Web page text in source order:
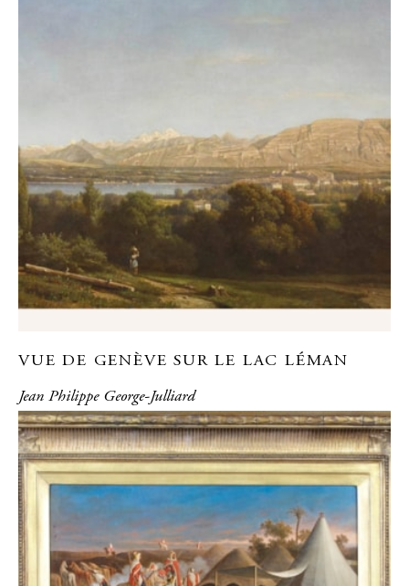
VUE DE GENÈVE SUR LE LAC LÉMAN
Jean Philippe George-Julliard